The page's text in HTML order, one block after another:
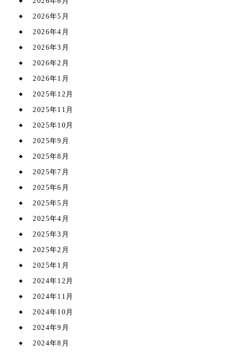
2026年5月
2026年4月
2026年3月
2026年2月
2026年1月
2025年12月
2025年11月
2025年10月
2025年9月
2025年8月
2025年7月
2025年6月
2025年5月
2025年4月
2025年3月
2025年2月
2025年1月
2024年12月
2024年11月
2024年10月
2024年9月
2024年8月